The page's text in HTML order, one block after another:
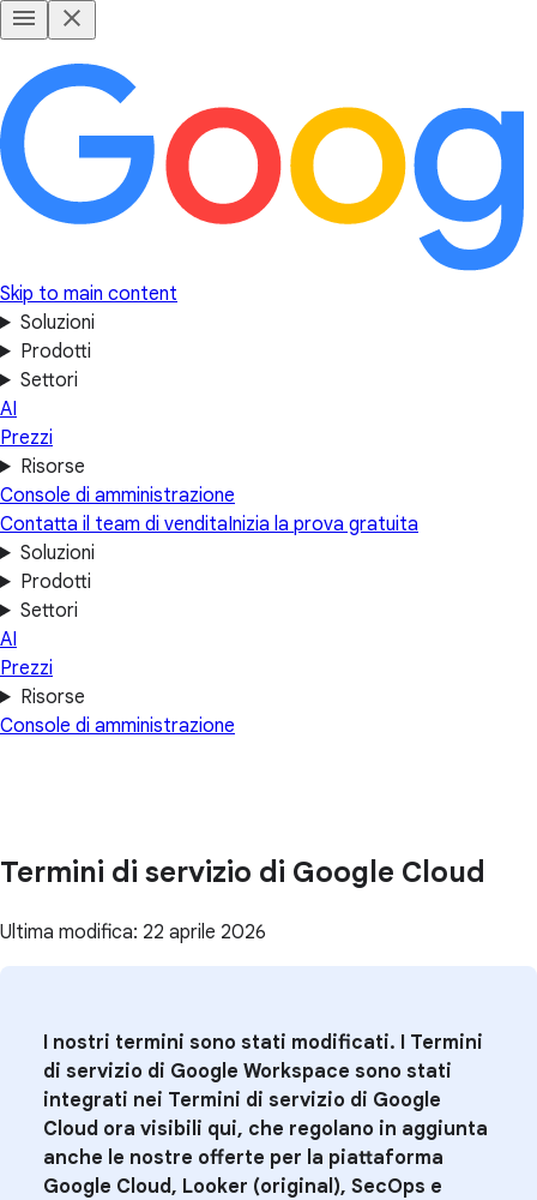
Skip to main content
Soluzioni
Prodotti
Settori
AI
Prezzi
Risorse
Console di amministrazione
Contatta il team di venditaInizia la prova gratuita
Soluzioni
Prodotti
Settori
AI
Prezzi
Risorse
Console di amministrazione
Termini di servizio di Google Cloud
Ultima modifica: 22 aprile 2026
I nostri termini sono stati modificati. I Termini
di servizio di Google Workspace sono stati
integrati nei Termini di servizio di Google
Cloud ora visibili qui, che regolano in aggiunta
anche le nostre offerte per la piattaforma
Google Cloud, Looker (original), SecOps e